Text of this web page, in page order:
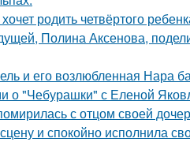
родить четвёртого
Полина Аксенова,
и его возлюбленная Нара
о "Чебурашки" с Еленой
с отцом своей
и спокойно исполнила